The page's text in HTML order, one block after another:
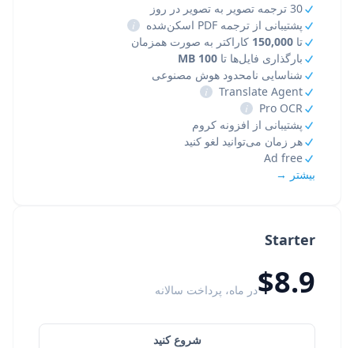
Starter
$8.9در ماه، پرداخت سالانه
شروع کنید
30 ترجمه تصویر به تصویر در روز
پشتیبانی از ترجمه PDF اسکن‌شده
i
تا 150,000 کاراکتر به صورت همزمان
بارگذاری فایل‌ها تا 100 MB
شناسایی نامحدود هوش مصنوعی
Translate Agent
i
Pro OCR
i
پشتیبانی از افزونه کروم
هر زمان می‌توانید لغو کنید
Ad free
بیشتر →